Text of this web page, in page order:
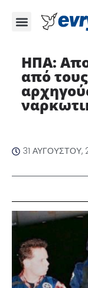
ΗΠΑ:
από
31 ΑΥΓΟΎΣΤΟΥ,